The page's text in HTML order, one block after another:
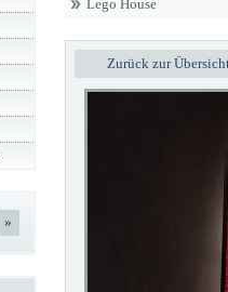
Lego House
Zurück zur
»